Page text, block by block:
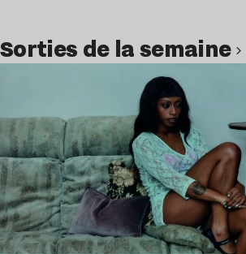
Sorties de la semaine
Lire